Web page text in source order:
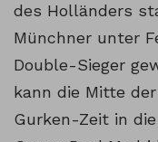
des Holländers
Münchner unter
Double-Sieger
kann die Mitte
Gurken-Zeit in